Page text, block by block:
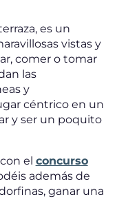
es un
vistas y
comer o tomar
las
y
céntrico en un
y ser un poquito
el concurso
además de
ganar una